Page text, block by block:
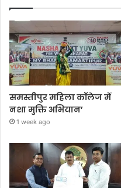
समस्तीपुर महिला कॉलेज में
नशा मुक्ति अभियान’
1 week ago